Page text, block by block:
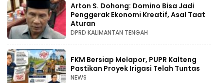
Arton S. Dohong: Domino Bisa Jadi
Penggerak Ekonomi Kreatif, Asal Taat
Aturan
DPRD KALIMANTAN TENGAH
FKM Bersiap Melapor, PUPR Kalteng
Pastikan Proyek Irigasi Telah Tuntas
NEWS